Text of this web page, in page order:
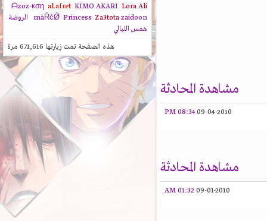
مشاهدة المحادثة
09-04-2010
08:34 PM
مشاهدة المحادثة
09-01-2010
01:32 AM
ᗩzoz-кση
al.afret KIMO AKARI
Lora Ali
màŔćǾ
Princess Za3totazaidoon
الروضة
همس الليالي
هذه الصفحة تمت زيارتها671,616مرة